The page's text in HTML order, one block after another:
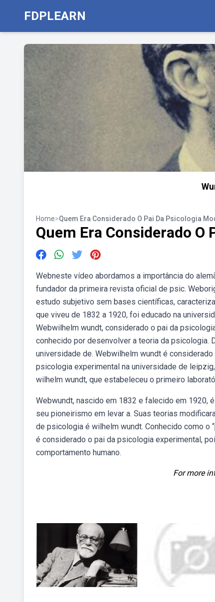
FDPLEARN
Home>Quem Era Considerado O Pai Da Psicologia
Quem Era Considerado O
Webneste vídeo abordamos a importância do
fundador da primeira revista oficial de psic.
estudo subjetivo sem bases científicas,
que viveu de 1832 a 1920, foi educado na
Webwilhelm wundt, considerado o pai da
conhecido por desenvolver a teoria da psicologia.
universidade de. Webwilhelm wundt é
psicologia experimental na universidade de
wilhelm wundt, que estabeleceu o primeiro
Webwundt, nascido em 1832 e falecido em 1920,
seu pioneirismo em levar a. Suas teorias
de psicologia é wilhelm wundt. Conhecido como o
é considerado o pai da psicologia experimental,
comportamento humano.
For more